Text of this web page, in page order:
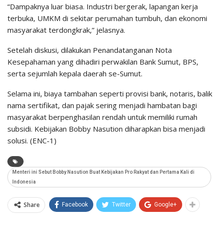
“Dampaknya luar biasa. Industri bergerak, lapangan kerja
terbuka, UMKM di sekitar perumahan tumbuh, dan ekonomi
masyarakat terdongkrak,” jelasnya.
Setelah diskusi, dilakukan Penandatanganan Nota
Kesepahaman yang dihadiri perwakilan Bank Sumut, BPS,
serta sejumlah kepala daerah se-Sumut.
Selama ini, biaya tambahan seperti provisi bank, notaris, balik
nama sertifikat, dan pajak sering menjadi hambatan bagi
masyarakat berpenghasilan rendah untuk memiliki rumah
subsidi. Kebijakan Bobby Nasution diharapkan bisa menjadi
solusi. (ENC-1)
Menteri ini Sebut Bobby Nasution Buat Kebijakan Pro Rakyat dan Pertama Kali di
Indonesia
Share Facebook Twitter Google+